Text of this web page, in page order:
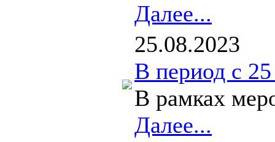
Далее...
25.08.2023
В период с
В рамках
Далее...